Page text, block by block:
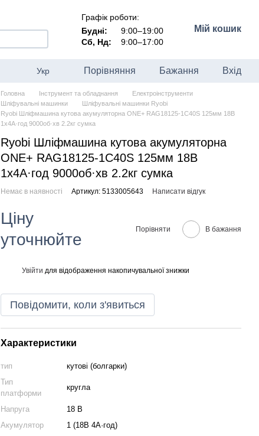
Графік роботи:
Будні:
9:00–19:00
Сб, Нд:
9:00–17:00
Мій кошик
Укр Порівняння Бажання Вхід
Головна Інструмент та обладнання
Електроінструменти
Шліфувальні машинки
Шліфувальні машинки Ryobi
Ryobi Шліфмашина кутова акумуляторна ONE+ RAG18125-1C40S 125мм 18В
1х4А·год 9000об·хв 2.2кг сумка
Ryobi Шліфмашина кутова акумуляторна
ONE+ RAG18125-1C40S 125мм 18В
1х4А·год 9000об·хв 2.2кг сумка
Немає в наявності Артикул: 5133005643 Написати відгук
Ціну
уточнюйте
Порівняти В бажання
Увійти для відображення накопичувальної знижки
Повідомити, коли з'явиться
Характеристики
тип
кутові (болгарки)
Тип
платформи
кругла
Напруга
18 В
Акумулятор
1 (18В 4А·год)